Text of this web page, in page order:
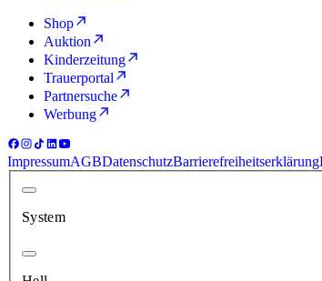
Shop
Auktion
Kinderzeitung
Trauerportal
Partnersuche
Werbung
ImpressumAGBDatenschutzBarrierefreiheitserklärung
System